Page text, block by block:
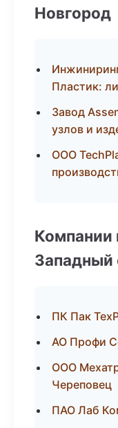
Новгород
Пластик:
Завод
узлов и
ООО
Компании
Западный
ПК Пак
АО Профи
ООО
Череповец
ПАО Лаб